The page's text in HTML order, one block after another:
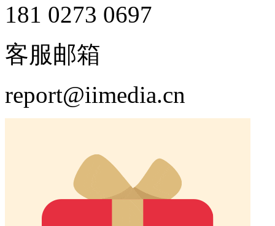
181 0273 0697
客服邮箱
report@iimedia.cn